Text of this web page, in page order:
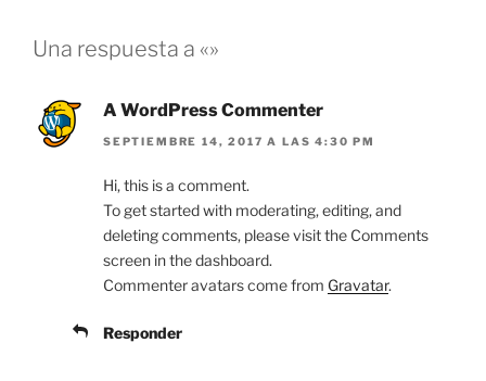
Una respuesta a «»
A WordPress Commenter
SEPTIEMBRE 14, 2017 A LAS 4:30 PM
Hi, this is a comment.
To get started with moderating, editing, and
deleting comments, please visit the Comments
screen in the dashboard.
Commenter avatars come from Gravatar.
Responder